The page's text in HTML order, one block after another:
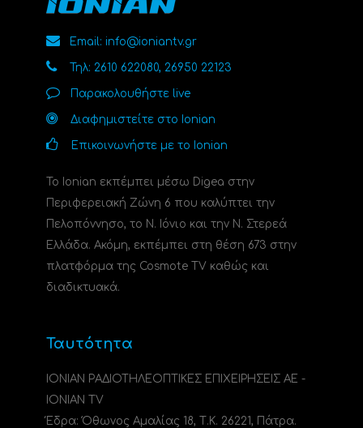
Email: info@ioniantv.gr
Τηλ: 2610 622080, 26950 22123
Παρακολουθήστε live
Διαφημιστείτε στο Ionian
Επικοινωνήστε με το Ionian
Το Ionian εκπέμπει μέσω Digea στην
Περιφερειακή Ζώνη 6 που καλύπτει την
Πελοπόννησο, το N. Ιόνιο και την Ν. Στερεά
Ελλάδα. Ακόμη, εκπέμπει στη θέση 673 στην
πλατφόρμα της Cosmote TV καθώς και
διαδικτυακά.
Ταυτότητα
ΙΟΝΙΑΝ ΡΑΔΙΟΤΗΛΕΟΠΤΙΚΕΣ ΕΠΙΧΕΙΡΗΣΕΙΣ ΑΕ -
IONIAN TV
Έδρα: Όθωνος Αμαλίας 18, Τ.Κ. 26221, Πάτρα.